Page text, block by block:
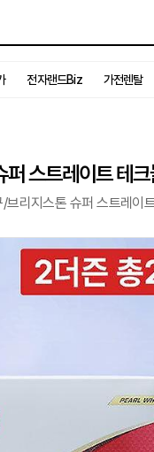
전자랜드Biz 가전렌탈
스트레이트 테
리지스톤 슈퍼 스트레이